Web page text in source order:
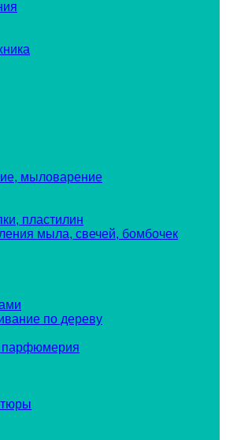
мыловарение
пластилин
мыла, свечей, бомбочек
по дереву
парфюмерия